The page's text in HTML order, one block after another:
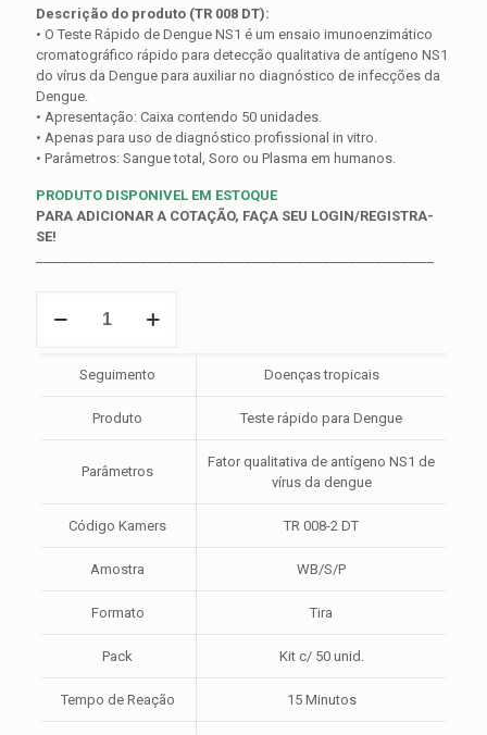
Descrição do produto (TR 008 DT):
• O Teste Rápido de Dengue NS1 é um ensaio imunoenzimático
cromatográfico rápido para detecção qualitativa de antígeno NS1
do vírus da Dengue para auxiliar no diagnóstico de infecções da
Dengue.
• Apresentação: Caixa contendo 50 unidades.
• Apenas para uso de diagnóstico profissional in vitro.
• Parâmetros: Sangue total, Soro ou Plasma em humanos.
PRODUTO DISPONIVEL EM ESTOQUE
PARA ADICIONAR A COTAÇÃO, FAÇA SEU LOGIN/REGISTRA-
SE!
Rápido
(WB/S/P-
Seguimento Doenças tropicais
Produto Teste rápido para Dengue
Parâmetros
Fator qualitativa de antígeno NS1 de
vírus da dengue
Código Kamers TR 008-2 DT
Amostra WB/S/P
Formato Tira
Pack Kit c/ 50 unid.
Tempo de Reação 15 Minutos